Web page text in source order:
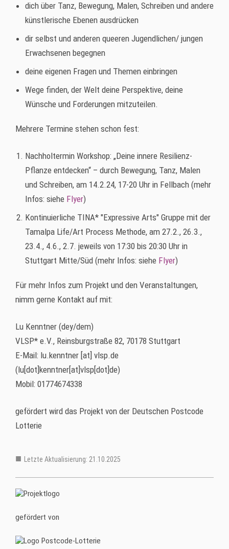
dich über Tanz, Bewegung, Malen, Schreiben und andere
künstlerische Ebenen ausdrücken
dir selbst und anderen queeren Jugendlichen/ jungen
Erwachsenen begegnen
deine eigenen Fragen und Themen einbringen
Wege finden, der Welt deine Perspektive, deine
Wünsche und Forderungen mitzuteilen.
Mehrere Termine stehen schon fest:
Nachholtermin Workshop: „Deine innere Resilienz-
Pflanze entdecken“ – durch Bewegung, Tanz, Malen
und Schreiben, am 14.2.24, 17-20 Uhr in Fellbach (mehr
Infos: siehe Flyer)
Kontinuierliche TINA* "Expressive Arts" Gruppe mit der
Tamalpa Life/Art Process Methode, am 27.2., 26.3.,
23.4., 4.6., 2.7. jeweils von 17:30 bis 20:30 Uhr in
Stuttgart Mitte/Süd (mehr Infos: siehe Flyer)
Für mehr Infos zum Projekt und den Veranstaltungen,
nimm gerne Kontakt auf mit:
Lu Kenntner (dey/dem)
VLSP* e.V., Reinsburgstraße 82, 70178 Stuttgart
E-Mail: lu.kenntner [at] vlsp.de
(lu[dot]kenntner[at]vlsp[dot]de)
Mobil: 01774674338
gefördert wird das Projekt von der Deutschen Postcode
Lotterie
Letzte Aktualisierung: 21.10.2025
gefördert von